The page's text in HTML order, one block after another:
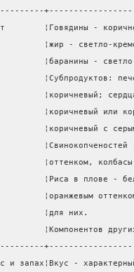
¦Говядины -
¦жир - светло-
¦баранины -
¦Субпродуктов:
¦коричневый;
¦коричневый или
¦коричневый с
¦Свинокопченостей -
¦оттенком, колбасы
¦Риса в плове -
¦оранжевым
¦для них.
¦Компонентов
и запах¦Вкус -